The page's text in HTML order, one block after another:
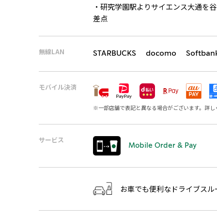
・研究学園駅よりサイエンス大通を
差点
無線LAN STARBUCKS docomo
モバイル決済
※一部店舗で表記と異なる場合がございます。詳
サービス
Mobile Order & Pay
お車でも便利なドライブス